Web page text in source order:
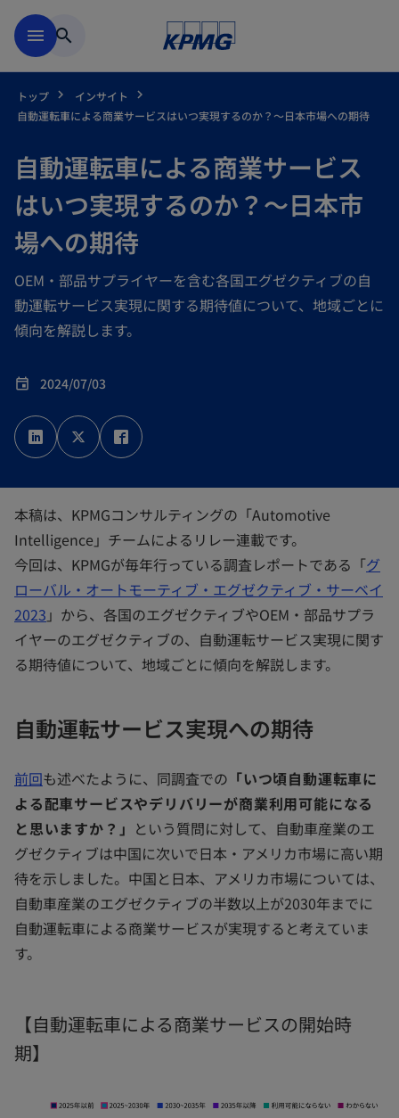
menu search
トップ
インサイト
自動運転車による商業サービスはいつ実現するのか？～日本市場への期待
自動運転車による商業サービス
はいつ実現するのか？～日本市
場への期待
OEM・部品サプライヤーを含む各国エグゼクティブの自
動運転サービス実現に関する期待値について、地域ごとに
傾向を解説します。
event 2024/07/03
新
し
い
タ
新
し
い
タ
し
い
本稿は、KPMGコンサルティングの「Automotive
Intelligence」チームによるリレー連載です。
今回は、KPMGが毎年行っている調査レポートである「グ
ローバル・オートモーティブ・エグゼクティブ・サーベイ
2023 」から、各国のエグゼクティブやOEM・部品サプラ
イヤーのエグゼクティブの、自動運転サービス実現に関す
る期待値について、地域ごとに傾向を解説します。
自動運転サービス実現への期待
前回も述べたように、同調査での 「いつ頃自動運転車に
よる配車サービスやデリバリーが商業利用可能になる
と思いますか？」 という質問に対して、自動車産業のエ
グゼクティブは中国に次いで日本・アメリカ市場に高い期
待を示しました。中国と日本、アメリカ市場については、
自動車産業のエグゼクティブの半数以上が2030年までに
自動運転車による商業サービスが実現すると考えていま
す。
【自動運転車による商業サービスの開始時
期】